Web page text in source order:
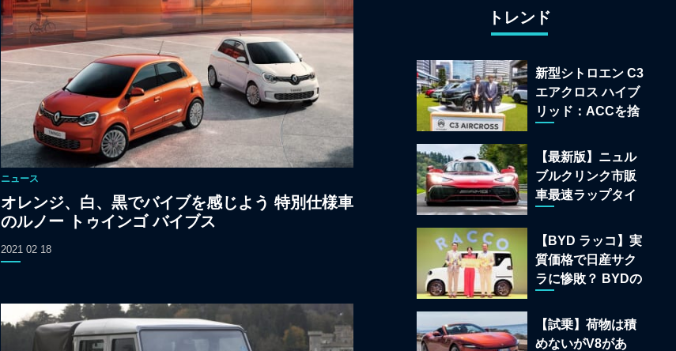
ニュース
オレンジ、白、黒でバイブを感じよう 特別仕様車
のルノー トゥインゴ バイブス
2021 02 18
トレンド
新型シトロエン C3
エアクロス ハイブ
リッド：ACCを捨
毯」を手に入れた
フランスの異端児
【最新版】ニュル
ブルクリンク市販
車最速ラップタイ
22台を一挙公開
【BYD ラッコ】実
質価格で日産サク
ラに惨敗？ BYDの
金ドーピング」の
異常な世界
【試乗】荷物は積
めないがV8があ